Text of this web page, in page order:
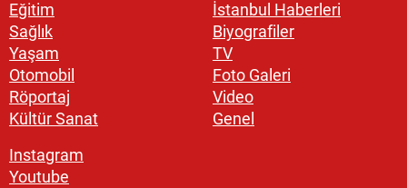
Eğitim
Sağlık
Yaşam
Otomobil
Röportaj
Kültür Sanat
İstanbul Haberleri
Biyografiler
TV
Foto Galeri
Video
Genel
Instagram
Youtube